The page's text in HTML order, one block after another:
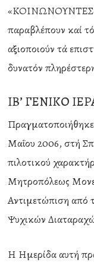
«ΚΟΙΝΩΝΟΥΝΤΕΣ
παραβλέπουν καί
αξιοποιούν τά
δυνατόν
ΙΒ’ ΓΕΝΙΚΟ
Μαΐου 2006, στή
πιλοτικού
Μητροπόλεως
Αντιμετώπιση από
Ψυχικών
Η Ημερίδα αυτή